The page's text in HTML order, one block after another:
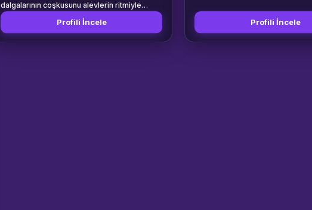
dalgalarının coşkusunu alevlerin ritmiyle
buluşturma tutkusundan doğan PyraSamsun
Ateş ve Işık Sanatları, bölgenin en dinamik
gösteri topluluklarından biri olarak
Profili İncele Profili İncele